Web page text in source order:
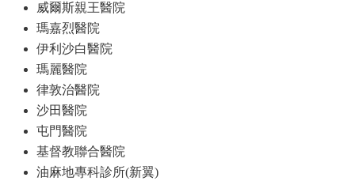
威爾斯親王醫院
瑪嘉烈醫院
伊利沙白醫院
瑪麗醫院
律敦治醫院
沙田醫院
屯門醫院
基督教聯合醫院
油麻地專科診所(新翼)